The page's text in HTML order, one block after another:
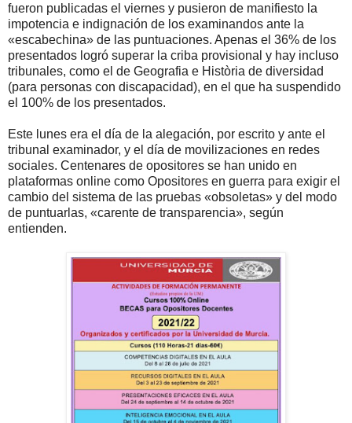
fueron publicadas el viernes y pusieron de manifiesto la
impotencia e indignación de los examinandos ante la
«escabechina» de las puntuaciones. Apenas el 36% de los
presentados logró superar la criba provisional y hay incluso
tribunales, como el de Geografia e Història de diversidad
(para personas con discapacidad), en el que ha suspendido
el 100% de los presentados.
Este lunes era el día de la alegación, por escrito y ante el
tribunal examinador, y el día de movilizaciones en redes
sociales. Centenares de opositores se han unido en
plataformas online como Opositores en guerra para exigir el
cambio del sistema de las pruebas «obsoletas» y del modo
de puntuarlas, «carente de transparencia», según
entienden.